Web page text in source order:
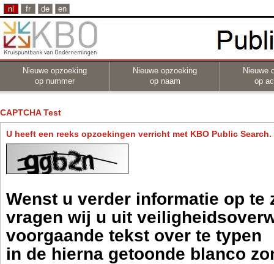
nl fr de en
Nieuwe opzoeking
op nummer
Nieuwe opzoeking
op naam
Nieuwe
op
CAPTCHA Test
U heeft een reeks opzoekingen verricht met KBO Public Search.
Wenst u verder informatie op te
vragen wij u uit
voorgaande tekst over te typen
in de hierna getoonde blanco